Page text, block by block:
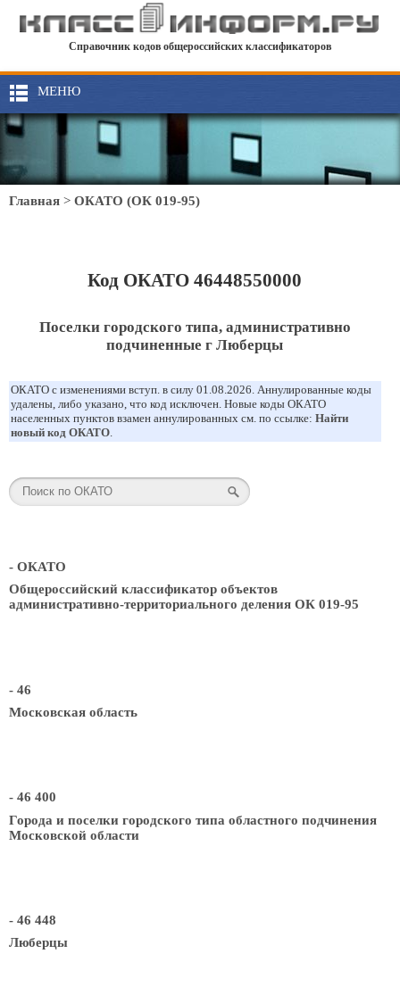
Справочник кодов общероссийских классификаторов
МЕНЮ
Главная > ОКАТО (ОК 019-95)
Код ОКАТО 46448550000
Поселки городского типа, административно
подчиненные г Люберцы
ОКАТО с изменениями вступ. в силу 01.08.2026. Аннулированные коды
удалены, либо указано, что код исключен. Новые коды ОКАТО
населенных пунктов взамен аннулированных см. по ссылке: Найти
новый код ОКАТО.
- ОКАТО
Общероссийский классификатор объектов
административно-территориального деления ОК 019-95
- 46
Московская область
- 46 400
Города и поселки городского типа областного подчинения
Московской области
- 46 448
Люберцы